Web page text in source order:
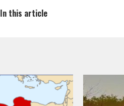
In this article: